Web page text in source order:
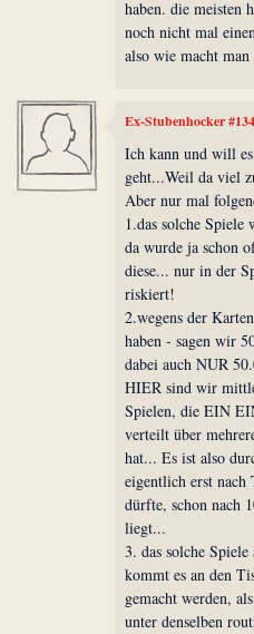
haben. die meisten
noch nicht mal
also wie macht man
Ex-Stubenhocker
Ich kann und will
geht...Weil da viel
Aber nur mal
1.das solche
da wurde ja schon
diese... nur in der
riskiert!
2.wegens der
haben - sagen wir
dabei auch NUR
HIER sind wir
Spielen, die EIN
verteilt über
hat... Es ist also
eigentlich erst nach
dürfte, schon nach
liegt...
3. das solche
kommt es an den
gemacht werden,
unter denselben